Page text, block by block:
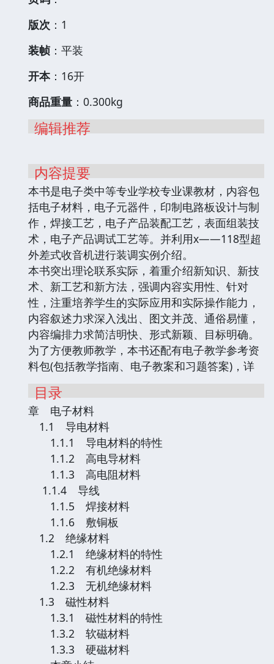
版次 ：1
装帧 ：平装
开本：16开
商品重量 ：0.300kg
编辑推荐
内容提要
本书是电子类中等专业学校专业课教材，内容包
括电子材料，电子元器件，印制电路板设计与制
作，焊接工艺，电子产品装配工艺，表面组装技
术，电子产品调试工艺等。并利用x——118型超
外差式收音机进行装调实例介绍。
本书突出理论联系实际，着重介绍新知识、新技
术、新工艺和新方法，强调内容实用性、针对
性，注重培养学生的实际应用和实际操作能力，
内容叙述力求深入浅出、图文并茂、通俗易懂，
内容编排力求简洁明快、形式新颖、目标明确。
为了方便教师教学，本书还配有电子教学参考资
料包(包括教学指南、电子教案和习题答案)，详
目录
章 电子材料
1.1 导电材料
1.1.1 导电材料的特性
1.1.2 高电导材料
1.1.3 高电阻材料
1.1.4 导线
1.1.5 焊接材料
1.1.6 敷铜板
1.2 绝缘材料
1.2.1 绝缘材料的特性
1.2.2 有机绝缘材料
1.2.3 无机绝缘材料
1.3 磁性材料
1.3.1 磁性材料的特性
1.3.2 软磁材料
1.3.3 硬磁材料